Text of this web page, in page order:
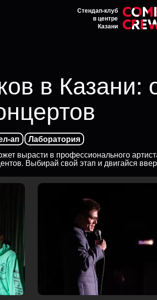
Стендап-клуб
в центре
Казани
в Казани:
ап
Лаборатория
вырасти в профессионального
Выбирай свой этап и двигайся